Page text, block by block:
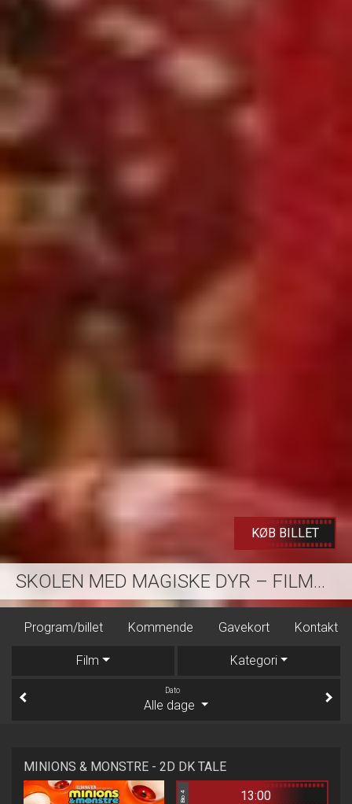
SKOLEN MED MAGISKE DYR – FILMEN
KØB BILLET
billet Kommende Gavekort Kontakt Dine
Film Kategori
Dato
Alle dage
MINIONS & MONSTRE - 2D DK TALE
Bio 4 13:00